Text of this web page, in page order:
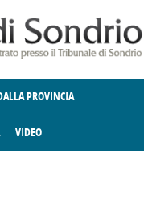
PROVINCIA
VIDEO